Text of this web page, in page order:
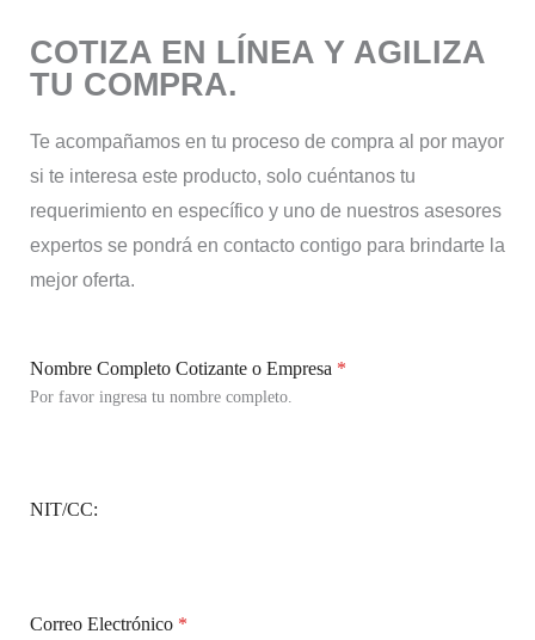
COTIZA EN LÍNEA Y AGILIZA
TU COMPRA.
Te acompañamos en tu proceso de compra al por mayor
si te interesa este producto, solo cuéntanos tu
requerimiento en específico y uno de nuestros asesores
expertos se pondrá en contacto contigo para brindarte la
mejor oferta.
Nombre Completo Cotizante o Empresa *
Por favor ingresa tu nombre completo.
NIT/CC:
Correo Electrónico *